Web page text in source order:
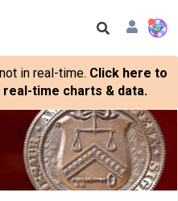
in real-time. Click here to
time charts & data.